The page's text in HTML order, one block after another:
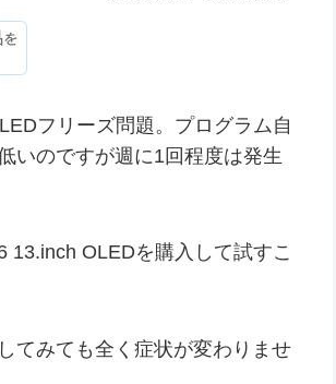
フリーズ問題。プログラム自
いのですが週に1回程度は発生
13.inch OLEDを購入して試すこ
てみても全く症状が変わりませ